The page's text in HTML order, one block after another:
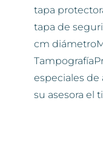
tapa
tapa de
cm
especiales
su asesora el